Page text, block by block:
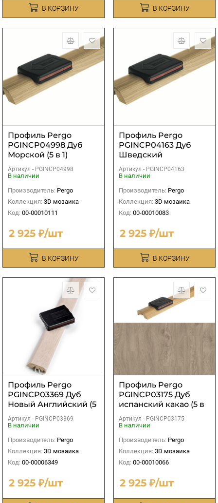
В КОРЗИНУ В КОРЗИНУ
Профиль Pergo
PGINCP04998 Дуб
Морской (5 в 1)
Артикул - PGINCP04998
В наличии
Производитель: Pergo
Коллекция: 3D мозаика
Код: 00-00010111
2 925 ₽/шт
В КОРЗИНУ
Профиль Pergo
PGINCP04163 Дуб
Шведский
золотистый (5 в 1)
Артикул - PGINCP04163
В наличии
Производитель: Pergo
Коллекция: 3D мозаика
Код: 00-00010083
2 925 ₽/шт
В КОРЗИНУ
Профиль Pergo
PGINCP03369 Дуб
Новый Английский (5
в 1)
Артикул - PGINCP03369
В наличии
Производитель: Pergo
Коллекция: 3D мозаика
Код: 00-00006349
2 925 ₽/шт
Профиль Pergo
PGINCP03175 Дуб
испанский какао (5 в
1)
Артикул - PGINCP03175
В наличии
Производитель: Pergo
Коллекция: 3D мозаика
Код: 00-00010066
2 925 ₽/шт